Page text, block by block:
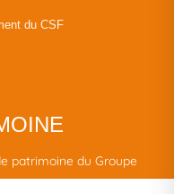
du CSF
patrimoine du Groupe